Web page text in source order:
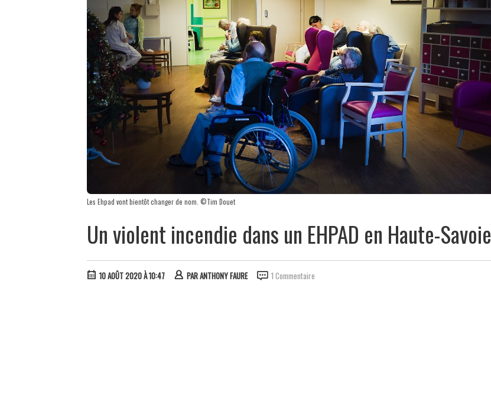
Les Ehpad vont bientôt changer de nom. ©Tim Douet
Un violent incendie dans un EHPAD en Haute-Savoie
10 AOÛT 2020 À 10:47 PARANTHONY FAURE 1 Commentaire